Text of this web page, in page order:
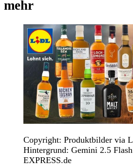
mehr
Copyright: Produktbilder via
Hintergrund: Gemini 2.5
EXPRESS.de